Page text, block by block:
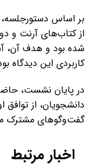
بر اساس
از کتاب‌های آرنت و
شده بود و هدف آن،
کاربردی این دیدگاه
در پایان نشست،
دانشجویان، از
گفت‌وگوهای مشترک
اخبار مرتبط